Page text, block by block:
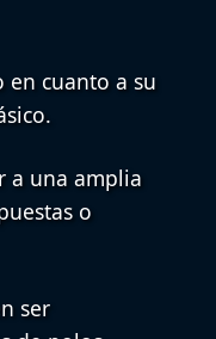
en cuanto a su
a una amplia
o
ser